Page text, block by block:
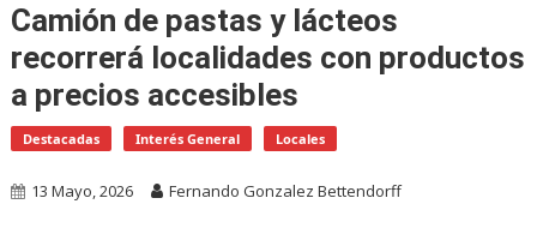
Camión de pastas y lácteos
recorrerá localidades con productos
a precios accesibles
Destacadas Interés General Locales
13 Mayo, 2026 Fernando Gonzalez Bettendorff